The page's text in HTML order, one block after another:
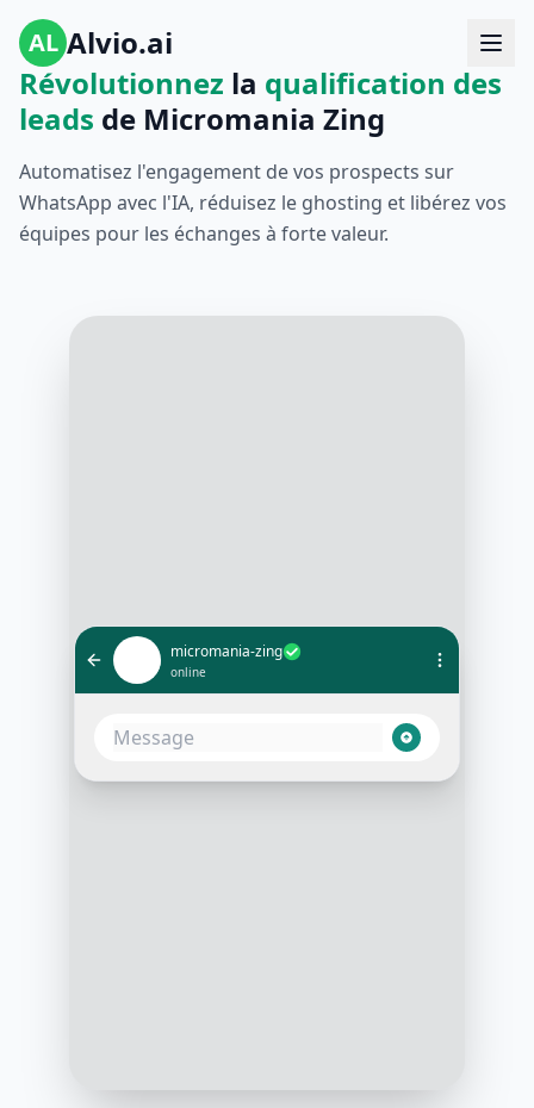
AL Alvio.ai
Révolutionnez la qualification des
leads de Micromania Zing
Automatisez l'engagement de vos prospects sur
WhatsApp avec l'IA, réduisez le ghosting et libérez vos
équipes pour les échanges à forte valeur.
micromania-zing
online
Bonjour, je voudrais suivre ma
10:05 AM